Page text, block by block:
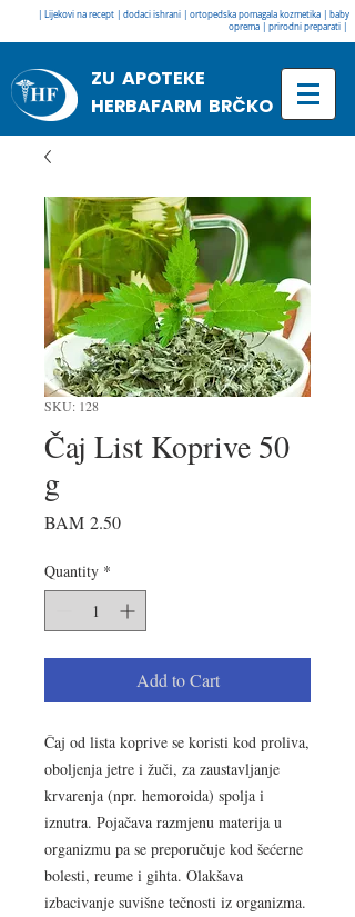
| Lijekovi na recept | dodaci ishrani | ortopedska pomagala kozmetika | baby
oprema | prirodni preparati |
ZU APOTEKE
HERBAFARM BRČKO
SKU: 128
Čaj List Koprive 50
g
BAM 2.50Price
Quantity *
Add to Cart
Čaj od lista koprive se koristi kod proliva,
oboljenja jetre i žuči, za zaustavljanje
krvarenja (npr. hemoroida) spolja i
iznutra. Pojačava razmjenu materija u
organizmu pa se preporučuje kod šećerne
bolesti, reume i gihta. Olakšava
izbacivanje suvišne tečnosti iz organizma.